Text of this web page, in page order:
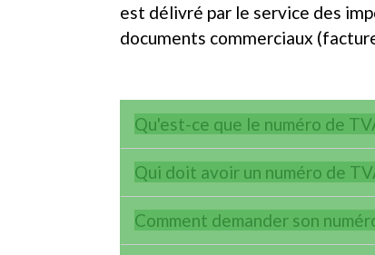
est délivré par le service des
documents commerciaux
Qu'est-ce que le numéro de
Qui doit avoir un numéro de
Comment demander son